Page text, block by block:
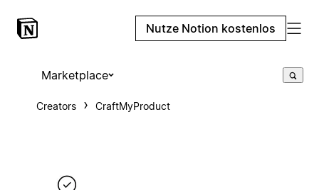
Nutze Notion kostenlos
Marketplace
Creators CraftMyProduct